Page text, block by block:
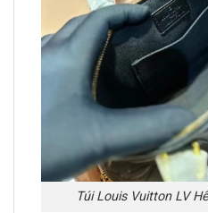
Túi Louis Vuitton LV